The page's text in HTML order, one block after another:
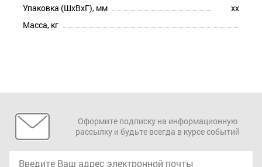
Упаковка (ШхВхГ), мм
xx
Масса, кг
Оформите подписку на информационную
рассылку и будьте всегда в курсе событий